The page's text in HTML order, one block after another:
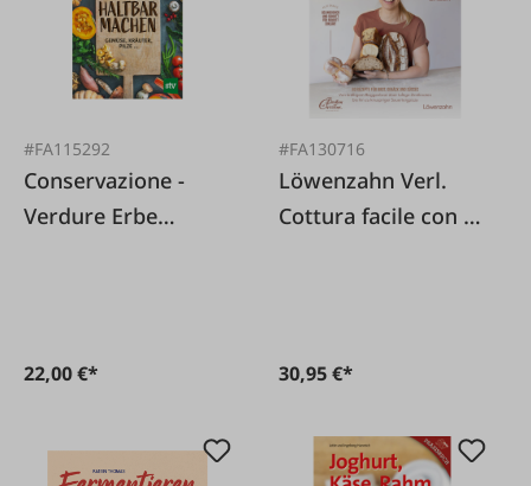
#FA115292
Conservazione -
Verdure Erbe
22,00 €*
#FA130716
Löwenzahn Verl.
Cottura facile con il
30,95 €*